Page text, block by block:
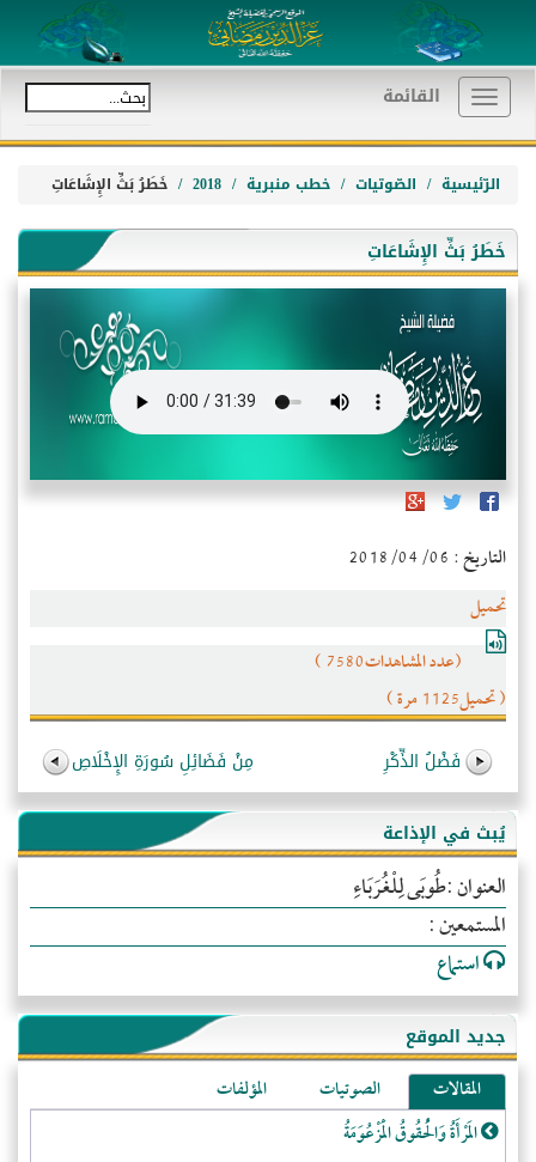
Toggle
navigation
القائمة
الرّئيسية الصّوتيات خطب منبرية 2018 خَطَرُ بَثِّ الإِشَاعَاتِ
خَطَرُ بَثِّ الإِشَاعَاتِ
التاريخ : 2018/04/06
تحميل
(عدد المشاهدات7580 )
( تحميل1125 مرة )
فَضْلُ الذِّكْرِ مِنْ فَضَائِلِ سُورَةِ الإِخْلَاصِ
يُبث في الإذاعة
العنوان :طُوبَى لِلْغُرَبَاءِ
المستمعين :
استماع
جديد الموقع
المقالات الصوتيات
المؤلفات
المَرْأَةُ وَالْحُقُوقُ الْمَزْعُوَمَةُ